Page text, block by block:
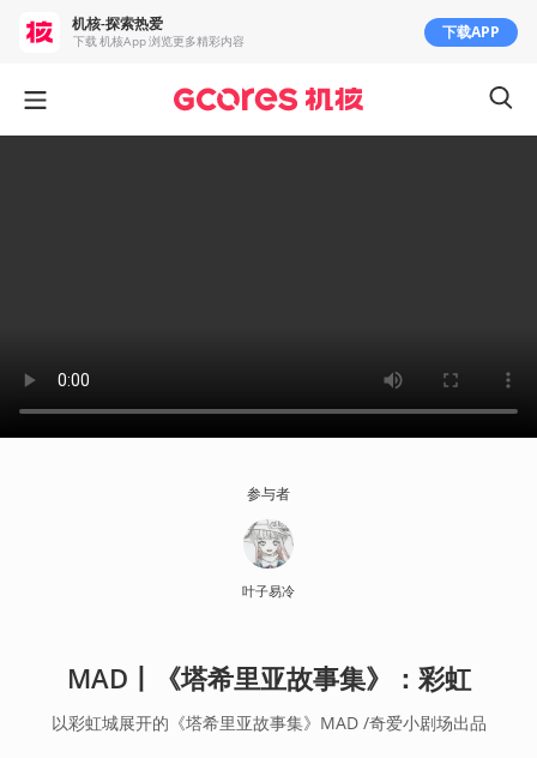
参与者
叶子易冷
MAD丨《塔希里亚故事集》：彩虹
以彩虹城展开的《塔希里亚故事集》MAD /奇爱小剧场出品
机核-探索热爱
下载 机核App 浏览更多精彩内容 下载APP